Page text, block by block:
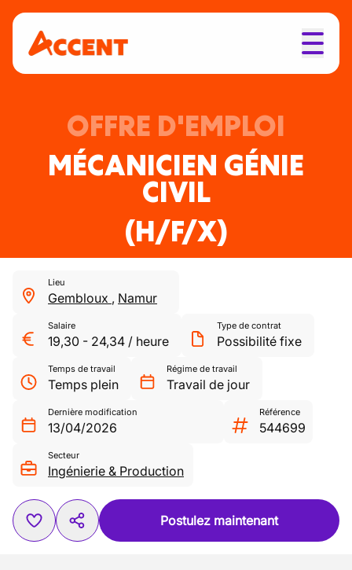
OFFRE D'EMPLOI
MÉCANICIEN GÉNIE
CIVIL
(H/F/X)
Lieu
Gembloux , Namur
Salaire
19,30 - 24,34 / heure
Type de contrat
Possibilité fixe
Temps de travail
Temps plein
Régime de travail
Travail de jour
Dernière modification
13/04/2026
Référence
544699
Secteur
Ingénierie & Production
Postulez maintenant